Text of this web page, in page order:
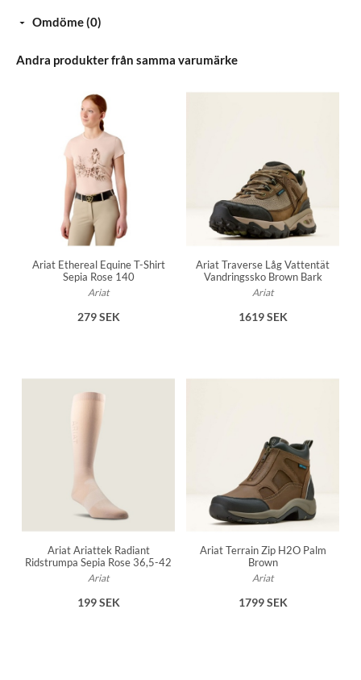
Omdöme (0)
Andra produkter från samma varumärke
Ariat Ethereal Equine T-Shirt
Sepia Rose 140
Ariat
279 SEK
Ariat Traverse Låg Vattentät
Vandringssko Brown Bark
Ariat
1619 SEK
Ariat Ariattek Radiant
Ridstrumpa Sepia Rose 36,5-42
Ariat
199 SEK
Ariat Terrain Zip H2O Palm
Brown
Ariat
1799 SEK